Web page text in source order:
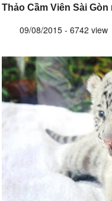
Thảo Cầm Viên Sài
09/08/2015 - 6742 view